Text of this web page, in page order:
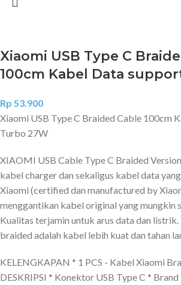
Xiaomi USB Type C
100cm Kabel Data
Rp 53.900
Xiaomi USB Type C Braided Cable 100cm
Turbo 27W
XIAOMI USB Cable Type C Braided
kabel charger dan sekaligus kabel data
Xiaomi (certified dan manufactured by
menggantikan kabel original yang mungkin
Kualitas terjamin untuk arus data dan
braided adalah kabel lebih kuat dan tahan
KELENGKAPAN * 1 PCS - Kabel Xiaomi
DESKRIPSI * Konektor USB Type C * Brand